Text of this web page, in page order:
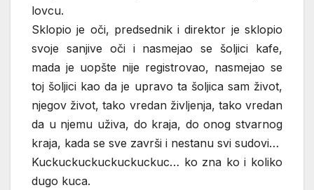
lovcu.
Sklopio je oči, predsednik i direktor je sklopio
svoje sanjive oči i nasmejao se šoljici kafe,
mada je uopšte nije registrovao, nasmejao se
toj šoljici kao da je upravo ta šoljica sam život,
njegov život, tako vredan življenja, tako vredan
da u njemu uživa, do kraja, do onog stvarnog
kraja, kada se sve završi i nestanu svi sudovi…
Kuckuckuckuckuckuckuc… ko zna ko i koliko
dugo kuca.